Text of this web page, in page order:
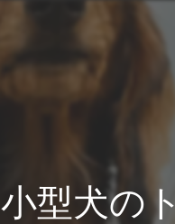
小型犬の